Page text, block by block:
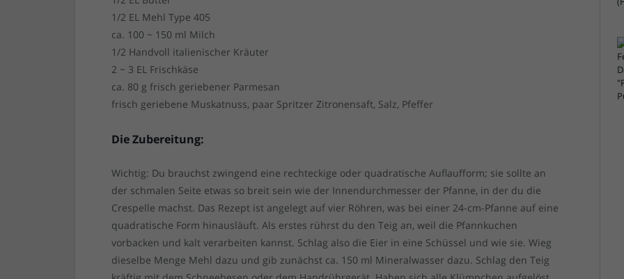
1/2 EL Mehl Type 405
ca. 100 ~ 150 ml Milch
1/2 Handvoll italienischer Kräuter
2 ~ 3 EL Frischkäse
ca. 80 g frisch geriebener Parmesan
frisch geriebene Muskatnuss, paar Spritzer Zitronensaft, Salz, Pfeffer
Die Zubereitung:
Wichtig: Du brauchst zwingend eine rechteckige oder quadratische Auflaufform; sie sollte an
der schmalen Seite etwas so breit sein wie der Innendurchmesser der Pfanne, in der du die
Crespelle machst. Das Rezept ist angelegt auf vier Röhren, was bei einer 24-cm-Pfanne auf eine
quadratische Form hinausläuft. Als erstes rührst du den Teig an, weil die Pfannkuchen
vorbacken und kalt verarbeiten kannst. Schlag also die Eier in eine Schüssel und wie sie. Wieg
dieselbe Menge Mehl dazu und gib zunächst ca. 150 ml Mineralwasser dazu. Schlag den Teig